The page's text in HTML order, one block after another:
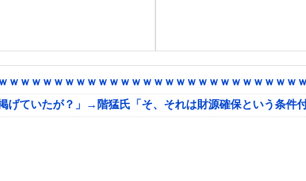
ｗｗｗｗｗｗｗｗｗｗｗｗｗｗｗｗｗｗｗｗｗｗｗｗｗ
ていたが？」→階猛氏「そ、それは財源確保という条件付